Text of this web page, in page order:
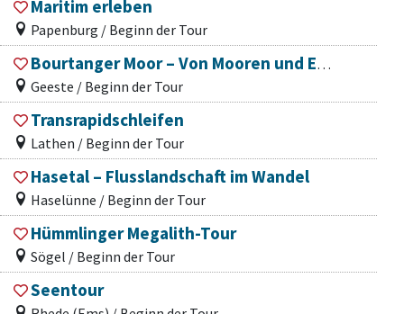
Maritim erleben
Papenburg / Beginn der Tour
Bourtanger Moor – Von Mooren und Energie aus der Tiefe
Geeste / Beginn der Tour
Transrapidschleifen
Lathen / Beginn der Tour
Hasetal – Flusslandschaft im Wandel
Haselünne / Beginn der Tour
Hümmlinger Megalith-Tour
Sögel / Beginn der Tour
Seentour